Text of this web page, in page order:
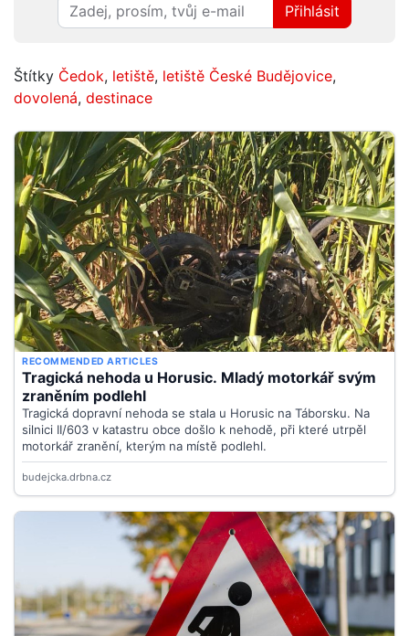
Přihlásit
Štítky Čedok, letiště, letiště České Budějovice,
dovolená, destinace